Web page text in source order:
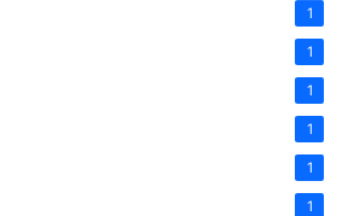
1
1
1
1
1
1